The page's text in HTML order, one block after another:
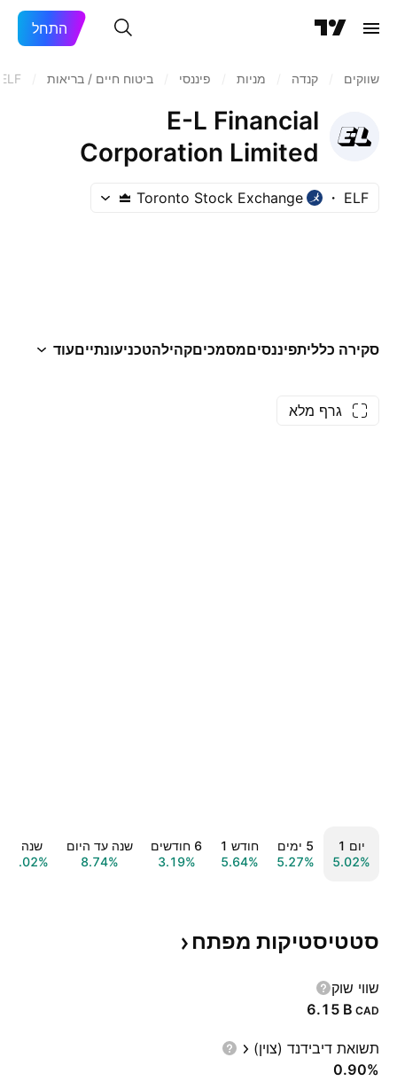
התחל
שווקים קנדה מניות‏ פיננסי ביטוח חיים / בריאות ELF
E-L Financial
Corporation Limited
ELF
Toronto Stock Exchange
סקירה כלליתפיננסיםמסמכיםקהילהטכניעונתייםעוד
גרף מלא
יום ‎1‎
5.02%
‎5‎ ימים
5.27%
חודש ‎1‎
5.64%
‎6‎ חודשים
3.19%
שנה עד היום
8.74%
שנה ‎1‎
21.02%
סטטיסטיקות מפתח
שווי שוק
‪6.15 B‬ CAD
תשואת דיבידנד (צוין)
0.90%